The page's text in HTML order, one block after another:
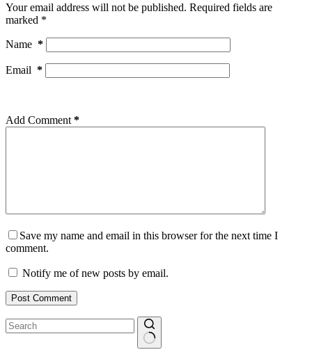
Your email address will not be published. Required fields are
marked *
Name *
Email *
Add Comment *
Save my name and email in this browser for the next time I
comment.
Notify me of new posts by email.
Post Comment